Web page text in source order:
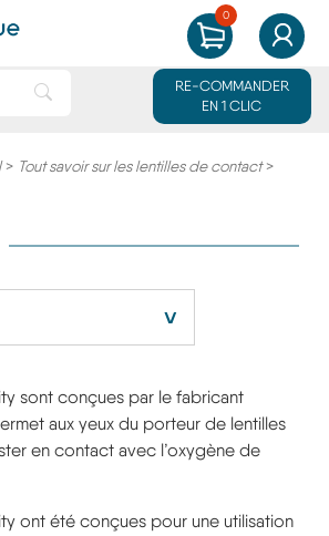
ou un produit
RE-COMMANDER
EN 1 CLIC
0
MON PANIER
> Tout savoir sur les lentilles de contact >
˅
sont conçues par le fabricant
aux yeux du porteur de lentilles
en contact avec l’oxygène de
ont été conçues pour une utilisation